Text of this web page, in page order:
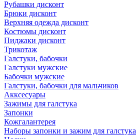
Рубашки дисконт
Брюки дисконт
Верхняя одежда дисконт
Костюмы дисконт
Пиджаки дисконт
Трикотаж
Галстуки, бабочки
Галстуки мужские
Бабочки мужские
Галстуки, бабочки для мальчиков
Акксесуары
Зажимы для галстука
Запонки
Кожгалантерея
Наборы запонки и зажим для галстука